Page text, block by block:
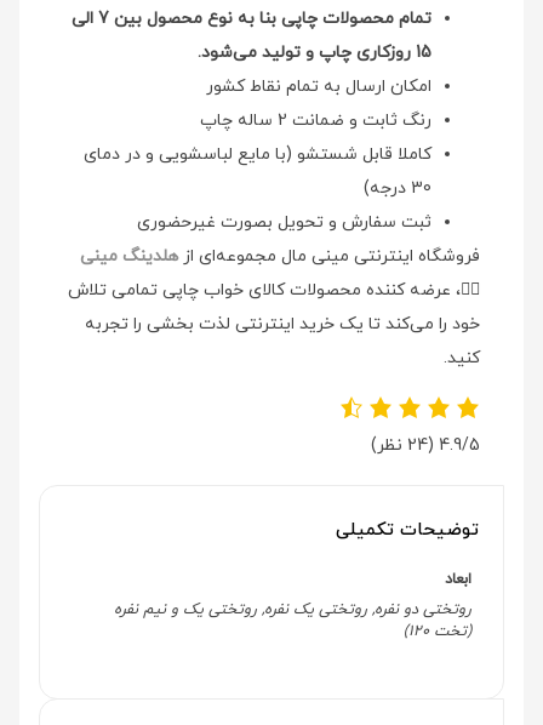
تمام محصولات چاپی بنا به نوع محصول بین 7 الی
15 روزکاری چاپ و تولید می‌شود.
امکان ارسال به تمام نقاط کشور
رنگ ثابت و ضمانت 2 ساله چاپ
کاملا قابل شستشو (با مایع لباسشویی و در دمای
30 درجه)
ثبت سفارش و تحویل بصورت غیرحضوری
فروشگاه اینترنتی مینی مال مجموعه‌ای ازهلدینگ مینی
👉🏻، عرضه کننده محصولات کالای خواب چاپی تمامی تلاش
خود را می‌کند تا یک خرید اینترنتی لذت بخشی را تجربه
کنید.
4.9/5 (24 نظر)
توضیحات تکمیلی
ابعاد
روتختی دو نفره, روتختی یک نفره, روتختی یک و نیم نفره
(تخت 120)